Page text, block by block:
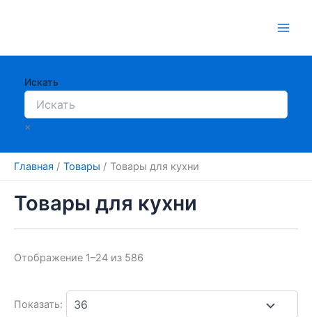
Искать
×
Главная Товары Товары для кухни
Товары для кухни
Отображение 1–24 из 586
Показать: